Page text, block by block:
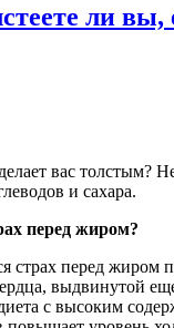
ли вы,
вас толстым?
и сахара.
перед жиром?
страх перед жиром
выдвинутой
с высоким